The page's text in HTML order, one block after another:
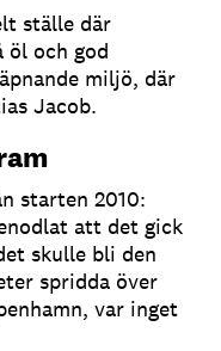
ställe där
öl och god
miljö, där
Jacob.
starten 2010:
att det gick
skulle bli den
spridda över
var inget